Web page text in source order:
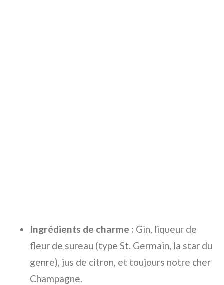
Ingrédients de charme : Gin, liqueur de
fleur de sureau (type St. Germain, la star du
genre), jus de citron, et toujours notre cher
Champagne.